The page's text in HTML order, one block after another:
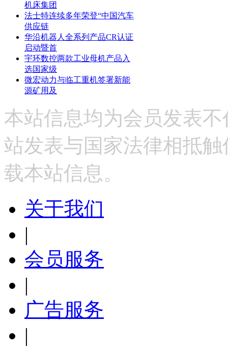
机床集团
法士特连续多年荣登“中国汽车
供应链
华沿机器人全系列产品CR认证
启动暨首
宇环数控两款工业母机产品入
选国家级
微宏动力与临工重机签署新能
源矿用及
本站信息均为会员发表
站发表与国家法律相抵
载本站信息。
关于我们
|
会员服务
|
广告服务
|